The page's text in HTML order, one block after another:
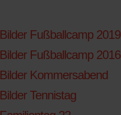
Bilder Fußballcamp 2019
Bilder Fußballcamp 2016
Bilder Kommersabend
Bilder Tennistag